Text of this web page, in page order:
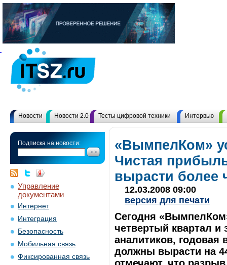
Новости Новости 2.0 Тесты цифровой техники Интервью
Подписка на новости:
Управление
документами
Интернет
Интеграция
Безопасность
Мобильная связь
Фиксированная связь
«ВымпелКом»
Чистая
вырасти более
12.03.2008 09:00
версия для печати
Сегодня
четвертый квартал и
аналитиков,
должны вырасти на